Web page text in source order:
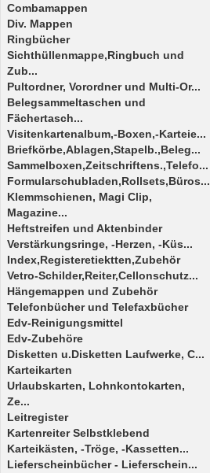
Combamappen
Div. Mappen
Ringbücher
Sichthüllenmappe,Ringbuch und
Zub...
Pultordner, Vorordner und Multi-Or...
Belegsammeltaschen und
Fächertasch...
Visitenkartenalbum,-Boxen,-Karteie...
Briefkörbe,Ablagen,Stapelb.,Beleg...
Sammelboxen,Zeitschriftens.,Telefo...
Formularschubladen,Rollsets,Büros...
Klemmschienen, Magi Clip,
Magazine...
Heftstreifen und Aktenbinder
Verstärkungsringe, -Herzen, -Küs...
Index,Registeretiektten,Zubehör
Vetro-Schilder,Reiter,Cellonschutz...
Hängemappen und Zubehör
Telefonbücher und Telefaxbücher
Edv-Reinigungsmittel
Edv-Zubehöre
Disketten u.Disketten Laufwerke, C...
Karteikarten
Urlaubskarten, Lohnkontokarten,
Ze...
Leitregister
Kartenreiter Selbstklebend
Karteikästen, -Tröge, -Kassetten...
Lieferscheinbücher - Lieferschein...